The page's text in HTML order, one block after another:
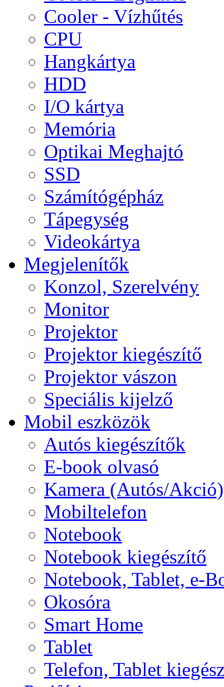
Cooler - Vízhűtés
CPU
Hangkártya
HDD
I/O kártya
Memória
Optikai Meghajtó
SSD
Számítógépház
Tápegység
Videokártya
Megjelenítők
Konzol, Szerelvény
Monitor
Projektor
Projektor kiegészítő
Projektor vászon
Speciális kijelző
Mobil eszközök
Autós kiegészítők
E-book olvasó
Kamera (Autós/Akció)
Mobiltelefon
Notebook
Notebook kiegészítő
Notebook, Tablet, e-
Okosóra
Smart Home
Tablet
Telefon, Tablet